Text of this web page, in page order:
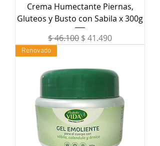
Crema Humectante Piernas,
Gluteos y Busto con Sabila x 300g
Precio
$ 46.100 Precio de oferta
$ 41.490
Renovado